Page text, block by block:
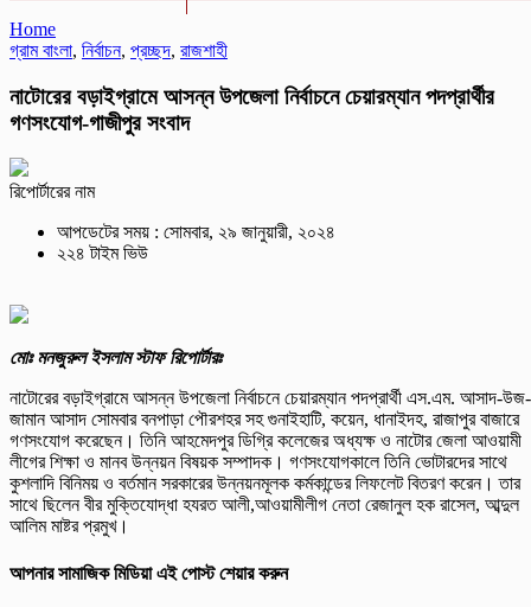
Home
গ্রাম বাংলা, নির্বাচন, প্রচ্ছদ, রাজশাহী
নাটোরের বড়াইগ্রামে আসন্ন উপজেলা নির্বাচনে চেয়ারম্যান পদপ্রার্থীর
গণসংযোগ-গাজীপুর সংবাদ
রিপোর্টারের নাম
আপডেটের সময় : সোমবার, ২৯ জানুয়ারী, ২০২৪
২২৪ টাইম ভিউ
মোঃ মনজুরুল ইসলাম স্টাফ রিপোর্টারঃ
নাটোরের বড়াইগ্রামে আসন্ন উপজেলা নির্বাচনে চেয়ারম্যান পদপ্রার্থী এস.এম. আসাদ-উজ-
জামান আসাদ সোমবার বনপাড়া পৌরশহর সহ গুনাইহাটি, কয়েন, ধানাইদহ, রাজাপুর বাজারে
গণসংযোগ করেছেন। তিনি আহমেদপুর ডিগ্রি কলেজের অধ্যক্ষ ও নাটোর জেলা আওয়ামী
লীগের শিক্ষা ও মানব উন্নয়ন বিষয়ক সম্পাদক। গণসংযোগকালে তিনি ভোটারদের সাথে
কুশলাদি বিনিময় ও বর্তমান সরকারের উন্নয়নমূলক কর্মকান্ডের লিফলেট বিতরণ করেন। তার
সাথে ছিলেন বীর মুক্তিযোদ্ধা হযরত আলী,আওয়ামীলীগ নেতা রেজানুল হক রাসেল, আব্দুল
আলিম মাষ্টর প্রমুখ।
আপনার সামাজিক মিডিয়া এই পোস্ট শেয়ার করুন